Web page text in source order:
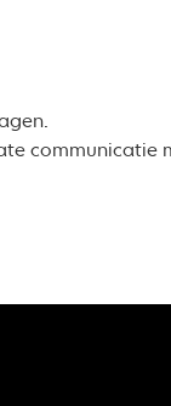
communicatie